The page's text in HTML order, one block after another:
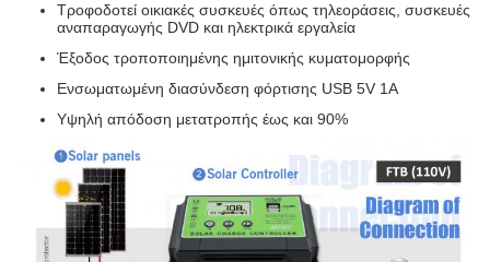
Τροφοδοτεί οικιακές συσκευές όπως τηλεοράσεις, συσκευές
αναπαραγωγής DVD και ηλεκτρικά εργαλεία
Έξοδος τροποποιημένης ημιτονικής κυματομορφής
Ενσωματωμένη διασύνδεση φόρτισης USB 5V 1A
Υψηλή απόδοση μετατροπής έως και 90%